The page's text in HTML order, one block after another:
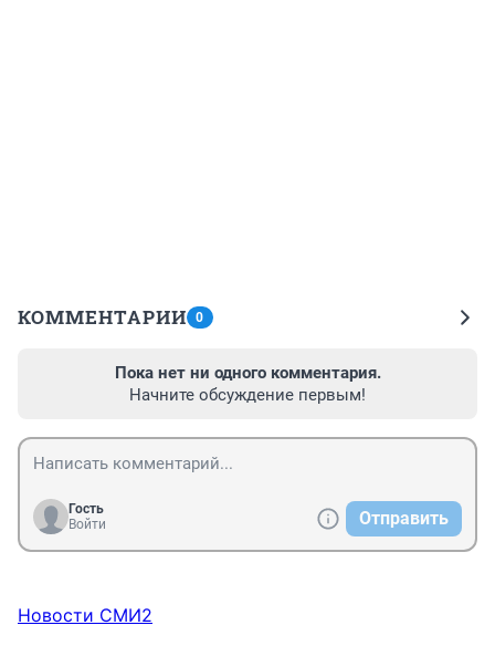
КОММЕНТАРИИ 0
Пока нет ни одного комментария.
Начните обсуждение первым!
Гость
Войти
Отправить
Новости СМИ2